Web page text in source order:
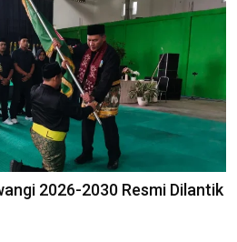
2026-2030 Resmi Dilantik